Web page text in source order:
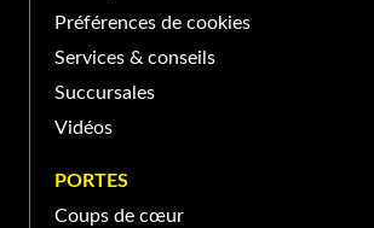
Saint-Basile-le-Grand, QC
J3N, Canada
Préférences de cookies
Services & conseils
Succursales
Vidéos
PORTES
Coups de cœur